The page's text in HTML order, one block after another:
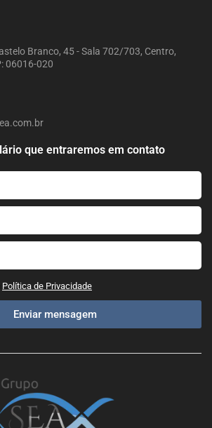
Branco, 45 - Sala 702/703, Centro,
06016-020
que entraremos em contato
Política de Privacidade
Enviar mensagem